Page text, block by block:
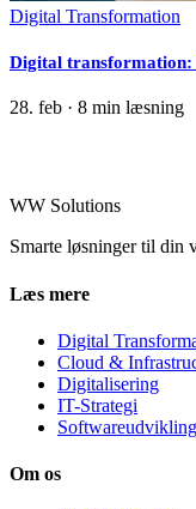
Digital Transformation
Digital transformation:
28. feb · 8 min læsning
WW Solutions
Smarte løsninger til din
Læs mere
Digital
Cloud &
Digitalisering
IT-Strategi
Softwareudvikling
Om os